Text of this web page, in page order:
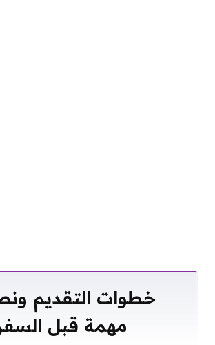
خطوات التقديم
مهمة قبل